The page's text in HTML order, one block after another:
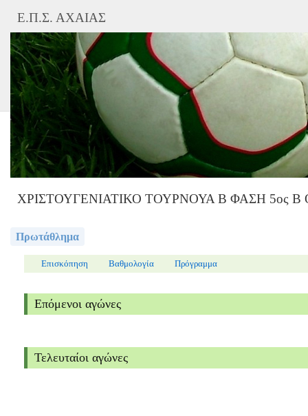
Ε.Π.Σ. ΑΧΑΙΑΣ
ΧΡΙΣΤΟΥΓΕΝΙΑΤΙΚΟ ΤΟΥΡΝΟΥΑ Β ΦΑΣΗ 5ος Β
Πρωτάθλημα
Επισκόπηση Βαθμολογία Πρόγραμμα
Επόμενοι αγώνες
Τελευταίοι αγώνες